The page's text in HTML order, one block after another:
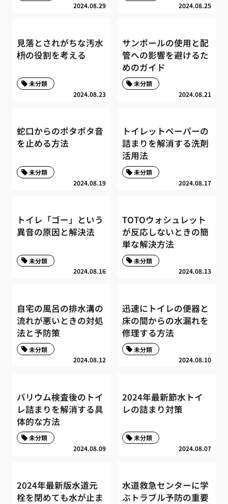
2024.08.29 2024.08.25
見落とされがちな汚水
枡の役割を考える
2024.08.23
未分類
サンポールの使用と配
管への影響を避けるた
めのガイド
2024.08.21
未分類
蛇口からのポタポタ音
を止める方法
2024.08.19
未分類
トイレットペーパーの
詰まりを解消する洗剤
活用法
2024.08.17
未分類
トイレ「ゴー」という
異音の原因と解決法
2024.08.16
未分類
TOTOウォシュレット
が反応しないときの簡
単な解決方法
2024.08.13
未分類
自宅の風呂の排水溝の
流れが悪いときの対処
法と予防策
2024.08.12
未分類
迅速にトイレの便器と
床の間からの水漏れを
修理する方法
2024.08.10
未分類
バリウム検査後のトイ
レ詰まりを解消する具
体的な方法
2024.08.09
未分類
2024年最新節水トイ
レの詰まり対策
2024.08.07
未分類
2024年最新版水道元
栓を閉めても水が止ま
水道救急センターに学
ぶトラブル予防の重要